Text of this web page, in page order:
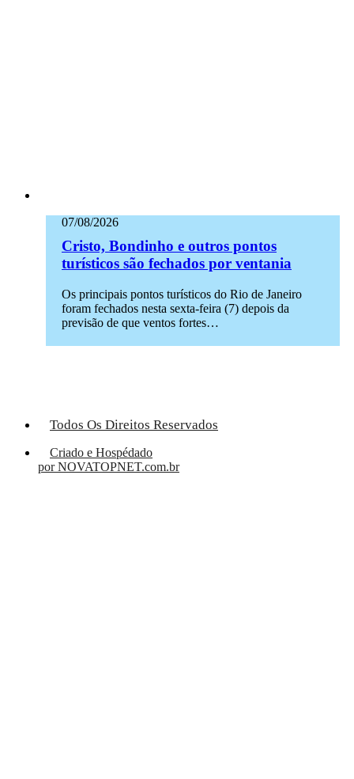
07/08/2026
Cristo, Bondinho e outros pontos
turísticos são fechados por ventania
Os principais pontos turísticos do Rio de Janeiro
foram fechados nesta sexta-feira (7) depois da
previsão de que ventos fortes…
Todos Os Direitos Reservados
Criado e Hospédado
por NOVATOPNET.com.br